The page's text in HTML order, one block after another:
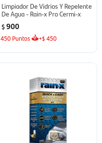
Limpiador De Vidrios Y Repelente
De Agua - Rain-x Pro Cermi-x
$900
450 Puntos +$450